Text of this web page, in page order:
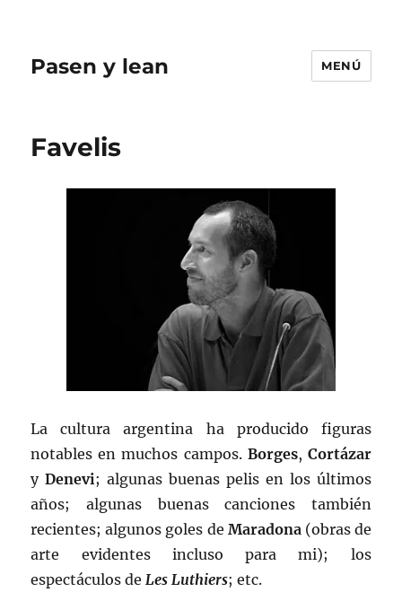
Pasen y lean MENÚ
Favelis
La cultura argentina ha producido figuras
notables en muchos campos. Borges, Cortázar
yDenevi; algunas buenas pelis en los últimos
años; algunas buenas canciones también
recientes; algunos goles de Maradona (obras de
arte evidentes incluso para mi); los
espectáculos deLes Luthiers; etc.